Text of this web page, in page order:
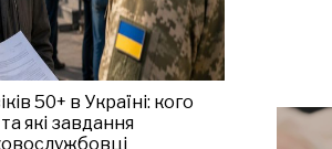
50+ в Україні: кого
які завдання